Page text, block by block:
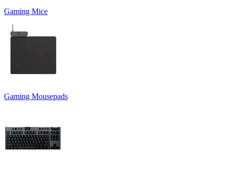
Gaming Mice
Gaming Mousepads